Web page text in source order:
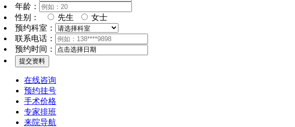
年龄：
性别：
先生
女士
预约科室：
联系电话：
预约时间：
在线咨询
预约挂号
手术价格
专家排班
来院导航